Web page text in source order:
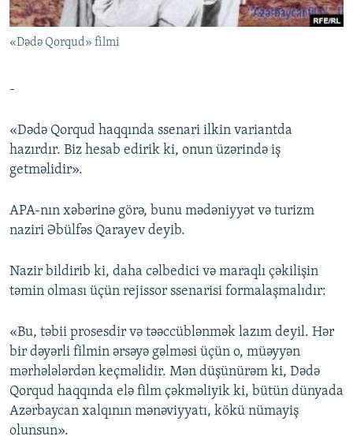
İNFOQRAFIKA
KARIKATURA
AZƏRBAYCAN ƏDƏBIYYATI KITABXANASI
İSLAM VƏ DEMOKRATIYA
MISSIYAMIZ
PEŞƏ ETIKASI VƏ JURNALISTIKA STANDARTLARIMIZ
BIZIMLƏ ƏLAQƏ
XƏBƏR BÜLLETENLƏRIMIZ
BIZI IZLƏ
«Dədə Qorqud» filmi
-
«Dədə Qorqud haqqında ssenari ilkin variantda
hazırdır. Biz hesab edirik ki, onun üzərində iş
getməlidir».
APA-nın xəbərinə görə, bunu mədəniyyət və turizm
naziri Əbülfəs Qarayev deyib.
Nazir bildirib ki, daha cəlbedici və maraqlı çəkilişin
təmin olması üçün rejissor ssenarisi formalaşmalıdır:
«Bu, təbii prosesdir və təəccüblənmək lazım deyil. Hər
bir dəyərli filmin ərsəyə gəlməsi üçün o, müəyyən
mərhələlərdən keçməlidir. Mən düşünürəm ki, Dədə
Qorqud haqqında elə film çəkməliyik ki, bütün dünyada
Azərbaycan xalqının mənəviyyatı, kökü nümayiş
olunsun».